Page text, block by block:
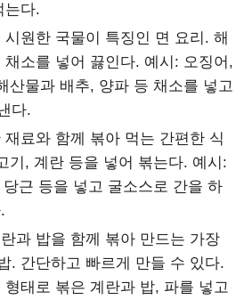
는다.
시원한 국물이 특징인 면 요리. 해
채소를 넣어 끓인다. 예시: 오징어,
산물과 배추, 양파 등 채소를 넣고
다.
재료와 함께 볶아 먹는 간편한 식
기, 계란 등을 넣어 볶는다. 예시:
근 등을 넣고 굴소스로 간을 하
과 밥을 함께 볶아 만드는 가장
. 간단하고 빠르게 만들 수 있다.
형태로 볶은 계란과 밥, 파를 넣고